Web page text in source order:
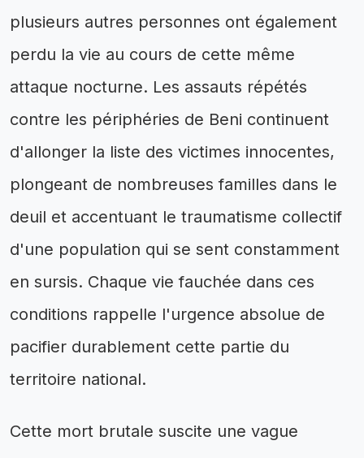
plusieurs autres personnes ont également
perdu la vie au cours de cette même
attaque nocturne. Les assauts répétés
contre les périphéries de Beni continuent
d'allonger la liste des victimes innocentes,
plongeant de nombreuses familles dans le
deuil et accentuant le traumatisme collectif
d'une population qui se sent constamment
en sursis. Chaque vie fauchée dans ces
conditions rappelle l'urgence absolue de
pacifier durablement cette partie du
territoire national.
Cette mort brutale suscite une vague